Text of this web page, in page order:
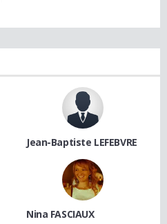
Jean-Baptiste LEFEBVRE
Nina FASCIAUX